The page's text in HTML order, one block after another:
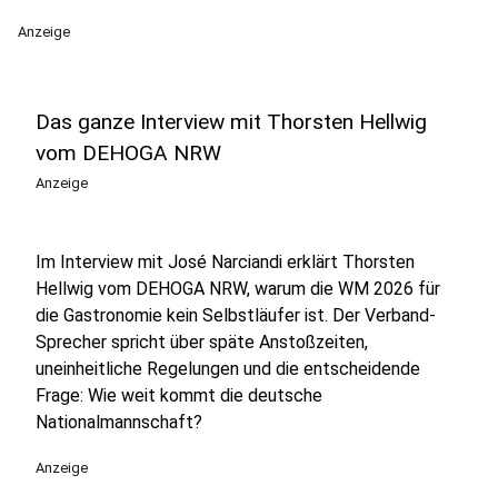
Anzeige
Das ganze Interview mit Thorsten Hellwig
vom DEHOGA NRW
Anzeige
Im Interview mit José Narciandi erklärt Thorsten
Hellwig vom DEHOGA NRW, warum die WM 2026 für
die Gastronomie kein Selbstläufer ist. Der Verband-
Sprecher spricht über späte Anstoßzeiten,
uneinheitliche Regelungen und die entscheidende
Frage: Wie weit kommt die deutsche
Nationalmannschaft?
Anzeige